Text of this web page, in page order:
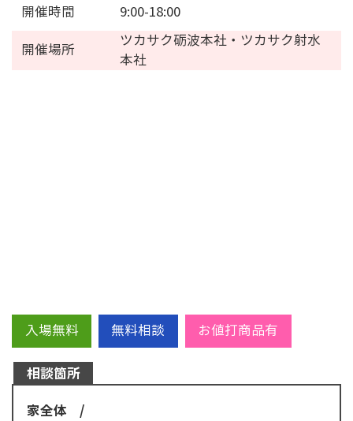
開催時間 9:00-18:00
開催場所
ツカサク砺波本社・ツカサク射水
本社
入場無料 無料相談 お値打商品有
相談箇所
家全体